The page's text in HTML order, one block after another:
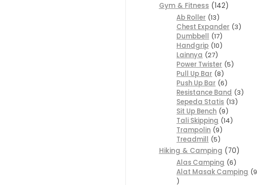
Gym & Fitness
142
Ab Roller 13
Chest Expander 3
Dumbbell 17
Handgrip 10
Lainnya 27
Power Twister 5
Pull Up Bar 8
Push Up Bar 6
Resistance Band 3
Sepeda Statis 13
Sit Up Bench 9
Tali Skipping 14
Trampolin 9
Treadmill 5
Hiking & Camping
70
Alas Camping 6
Alat Masak Camping 9